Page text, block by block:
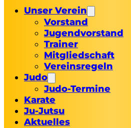
Unser Verein
Vorstand
Jugendvorstand
Trainer
Mitgliedschaft
Vereinsregeln
Judo
Judo-Termine
Karate
Ju-Jutsu
Aktuelles